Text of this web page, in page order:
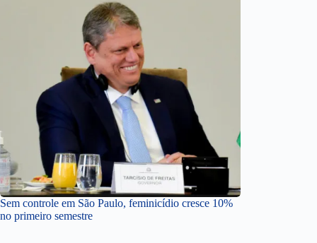
Sem controle em São Paulo, feminicídio cresce 10%
no primeiro semestre